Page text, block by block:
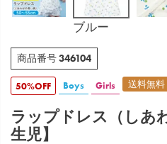
ブルー
商品番号346104
50%OFF Boys Girls 送料無料
ラップドレス（しあ
生児】